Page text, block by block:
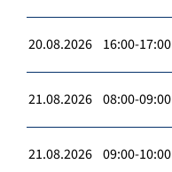
20.08.2026 16:00-17:00
21.08.2026 08:00-09:00
21.08.2026 09:00-10:00